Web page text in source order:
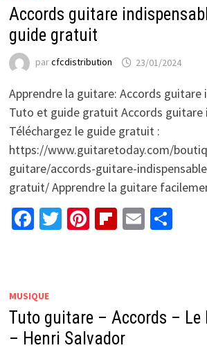
Accords guitare
guide gratuit
parcfcdistribution 23/01/2024
Apprendre la guitare: Accords guitare
Tuto et guide gratuit Accords guitare
Téléchargez le guide gratuit :
https://www.guitaretoday.com/
guitare/accords-guitare-
gratuit/ Apprendre la guitare
Facebook
Twitter
Pinterest
Flipboard
Email
MUSIQUE
Tuto guitare – Accords –
– Henri Salvador